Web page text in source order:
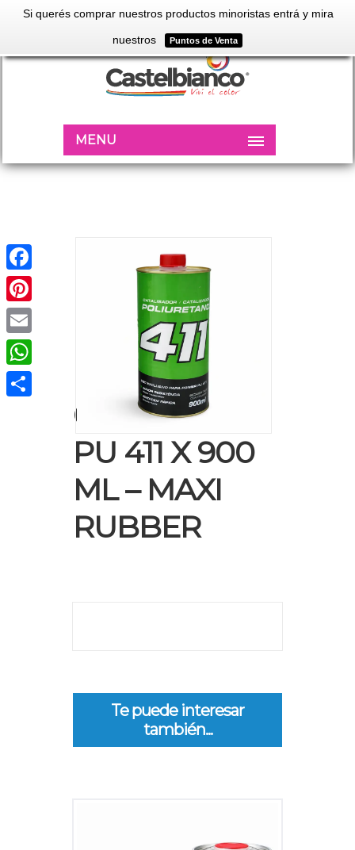
Si querés comprar nuestros productos minoristas entrá y mira
nuestros Puntos de Venta
MENU
CAT PRIMER
PU 411 X 900
ML – MAXI
RUBBER
Te puede interesar
también...
Facebook
Pinterest
Email
WhatsApp